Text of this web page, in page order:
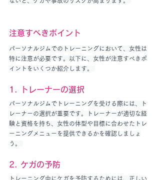
注意すべきポイント
パーソナルジムでのトレーニングにおいて、女性は
特に注意が必要です。以下に、女性が注意すべきポ
イントをいくつか紹介します。
1. トレーナーの選択
パーソナルジムでトレーニングを受ける際には、ト
レーナーの選択が重要です。トレーナーが適切な経
験と資格を持ち、女性の体型や目標に合わせたトレ
ーニングメニューを提供できるかを確認しましょ
う。
2. ケガの予防
トレーニング中にケガを予防するためには、正しい